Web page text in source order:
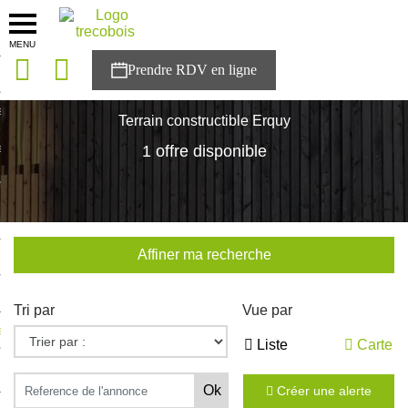
MENU
solutions
Trecobois
à NESTOR
Terrain constructible Erquy
1 offre disponible
Affiner ma recherche
Tri par Vue par
Liste Carte
Créer une alerte